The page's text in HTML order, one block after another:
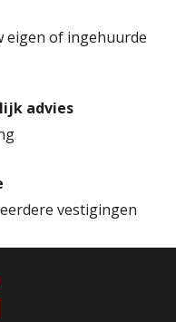
eigen of ingehuurde
advies
vestigingen